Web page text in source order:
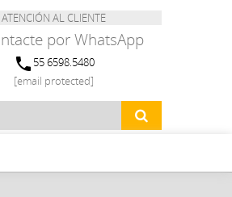
ATENCIÓN AL CLIENTE
por WhatsApp
phone 55 6598.5480
[email protected]